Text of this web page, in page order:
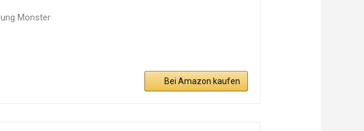
Monster
Bei Amazon kaufen